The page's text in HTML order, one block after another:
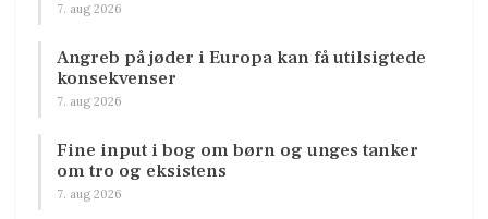
7. aug 2026
Angreb på jøder i Europa kan få utilsigtede
konsekvenser
7. aug 2026
Fine input i bog om børn og unges tanker
om tro og eksistens
7. aug 2026